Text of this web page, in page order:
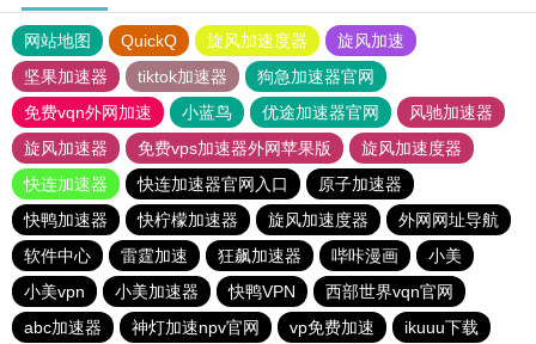
网站地图 QuickQ 旋风加速度器
旋风加速
坚果加速器
tiktok加速器
狗急加速器官网
免费vqn外网加速
小蓝鸟 优途加速器官网
风驰加速器
旋风加速器
免费vps加速器外网苹果版
旋风加速度器
快连加速器
快连加速器官网入口
原子加速器
快鸭加速器
快柠檬加速器 旋风加速度器
外网网址导航
软件中心
雷霆加速 狂飙加速器 哔咔漫画
小美
小美vpn
小美加速器 快鸭VPN
西部世界vqn官网
abc加速器
神灯加速npv官网 vp免费加速
ikuuu下载